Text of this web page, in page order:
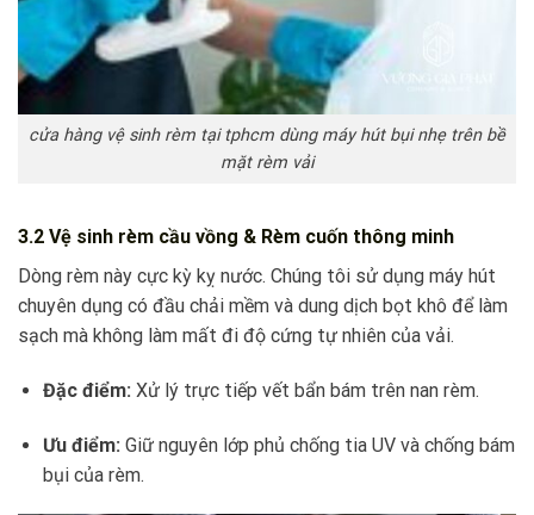
cửa hàng vệ sinh rèm tại tphcm dùng máy hút bụi nhẹ trên bề
mặt rèm vải
3.2 Vệ sinh rèm cầu vồng & Rèm cuốn thông minh
Dòng rèm này cực kỳ kỵ nước. Chúng tôi sử dụng máy hút
chuyên dụng có đầu chải mềm và dung dịch bọt khô để làm
sạch mà không làm mất đi độ cứng tự nhiên của vải.
Đặc điểm: Xử lý trực tiếp vết bẩn bám trên nan rèm.
Ưu điểm: Giữ nguyên lớp phủ chống tia UV và chống bám
bụi của rèm.